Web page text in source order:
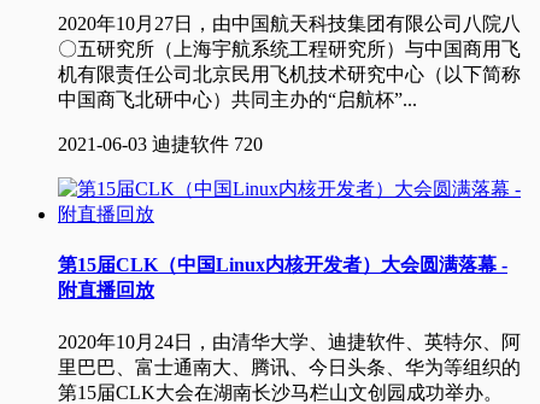
2020年10月27日，由中国航天科技集团有限公司八院八
〇五研究所（上海宇航系统工程研究所）与中国商用飞
机有限责任公司北京民用飞机技术研究中心（以下简称
中国商飞北研中心）共同主办的“启航杯”...
2021-06-03 迪捷软件 720
第15届CLK（中国Linux内核开发者）大会圆满落幕 -
附直播回放
2020年10月24日，由清华大学、迪捷软件、英特尔、阿
里巴巴、富士通南大、腾讯、今日头条、华为等组织的
第15届CLK大会在湖南长沙马栏山文创园成功举办。